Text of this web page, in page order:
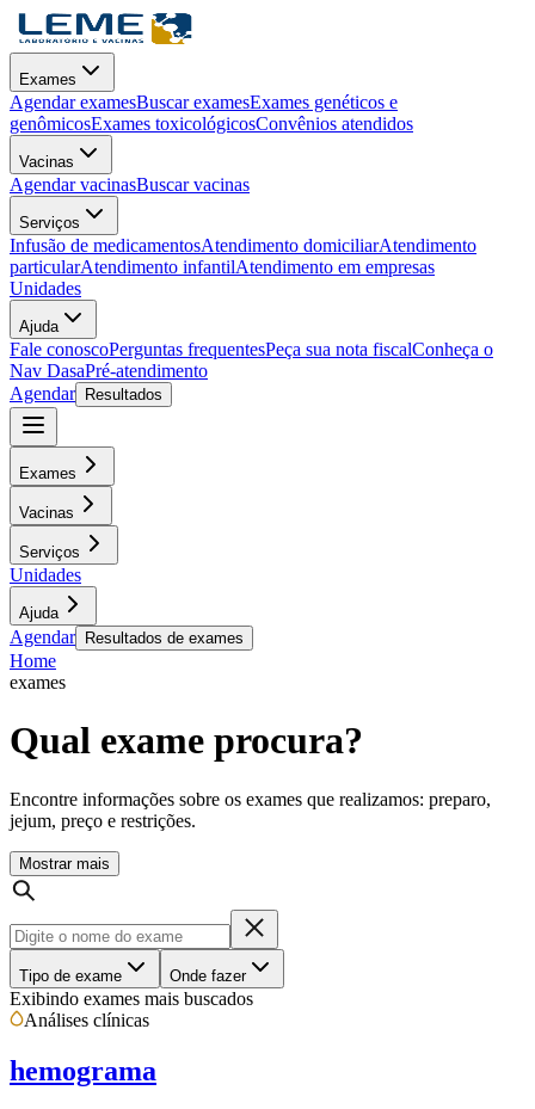
Exames
Agendar examesBuscar examesExames genéticos e
genômicosExames toxicológicosConvênios atendidos
Vacinas
Agendar vacinasBuscar vacinas
Serviços
Infusão de medicamentosAtendimento domiciliarAtendimento
particularAtendimento infantilAtendimento em empresas
Unidades
Ajuda
Fale conoscoPerguntas frequentesPeça sua nota fiscalConheça o
Nav DasaPré-atendimento
Agendar
Resultados
Exames
Vacinas
Serviços
Unidades
Ajuda
Agendar Resultados de exames
Home
exames
Qual exame procura?
Encontre informações sobre os exames que realizamos: preparo,
jejum, preço e restrições.
Mostrar mais
Tipo de exame Onde fazer
Exibindo exames mais buscados
Análises clínicas
hemograma